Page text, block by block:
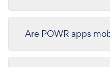
Are POWR apps